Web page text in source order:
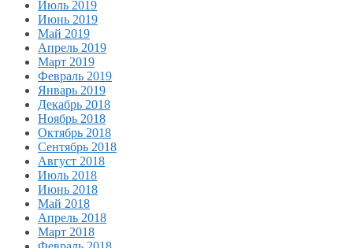
Июль 2019
Июнь 2019
Май 2019
Апрель 2019
Март 2019
Февраль 2019
Январь 2019
Декабрь 2018
Ноябрь 2018
Октябрь 2018
Сентябрь 2018
Август 2018
Июль 2018
Июнь 2018
Май 2018
Апрель 2018
Март 2018